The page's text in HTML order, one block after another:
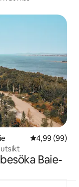
4,99 av 5 i
4,99 (99)
utsikt
Baie-